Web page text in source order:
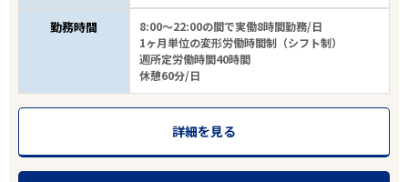
勤務時間
8:00～22:00の間で実働8時間勤務/日
1ヶ月単位の変形労働時間制（シフト制）
週所定労働時間40時間
休憩60分/日
詳細を見る